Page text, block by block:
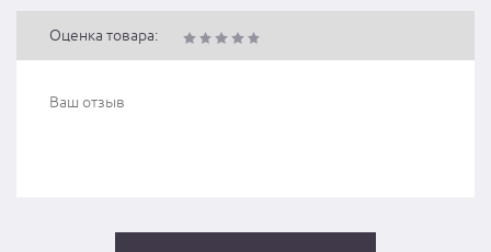
Оценка товара: